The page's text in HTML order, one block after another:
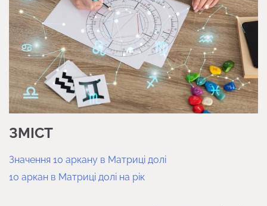
ЗМІСТ
Значення 10 аркану в Матриці долі
10 аркан в Матриці долі на рік